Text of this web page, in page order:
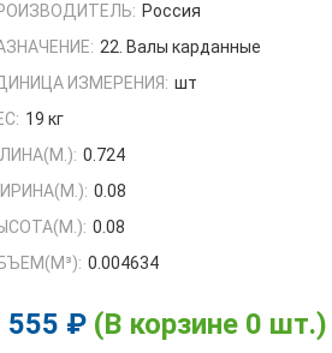
Россия
22. Валы карданные
ИЗМЕРЕНИЯ: шт
19 кг
0.724
0.08
0.08
0.004634
555 ₽ (В корзине 0 шт.)